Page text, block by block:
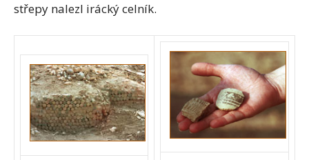
střepy nalezl irácký celník.